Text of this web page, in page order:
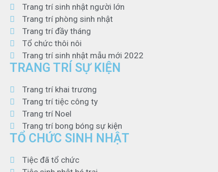
Trang trí sinh nhật người lớn
Trang trí phòng sinh nhật
Trang trí đầy tháng
Tổ chức thôi nôi
Trang trí sinh nhật mẫu mới 2022
TRANG TRÍ SỰ KIỆN
Trang trí khai trương
Trang trí tiệc công ty
Trang trí Noel
Trang trí bong bóng sự kiện
TỔ CHỨC SINH NHẬT
Tiệc đã tổ chức